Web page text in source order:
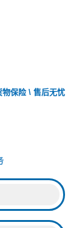
保险 \ 售后无忧